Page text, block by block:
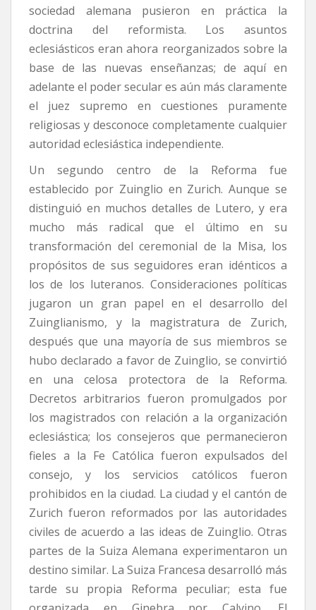
sociedad alemana pusieron en práctica la
doctrina del reformista. Los asuntos
eclesiásticos eran ahora reorganizados sobre la
base de las nuevas enseñanzas; de aquí en
adelante el poder secular es aún más claramente
el juez supremo en cuestiones puramente
religiosas y desconoce completamente cualquier
autoridad eclesiástica independiente.
Un segundo centro de la Reforma fue
establecido por Zuinglio en Zurich. Aunque se
distinguió en muchos detalles de Lutero, y era
mucho más radical que el último en su
transformación del ceremonial de la Misa, los
propósitos de sus seguidores eran idénticos a
los de los luteranos. Consideraciones políticas
jugaron un gran papel en el desarrollo del
Zuinglianismo, y la magistratura de Zurich,
después que una mayoría de sus miembros se
hubo declarado a favor de Zuinglio, se convirtió
en una celosa protectora de la Reforma.
Decretos arbitrarios fueron promulgados por
los magistrados con relación a la organización
eclesiástica; los consejeros que permanecieron
fieles a la Fe Católica fueron expulsados del
consejo, y los servicios católicos fueron
prohibidos en la ciudad. La ciudad y el cantón de
Zurich fueron reformados por las autoridades
civiles de acuerdo a las ideas de Zuinglio. Otras
partes de la Suiza Alemana experimentaron un
destino similar. La Suiza Francesa desarrolló más
tarde su propia Reforma peculiar; esta fue